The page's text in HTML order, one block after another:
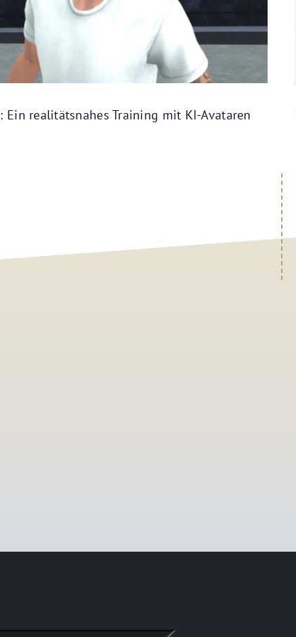
: Ein realitätsnahes Training mit KI-Avataren